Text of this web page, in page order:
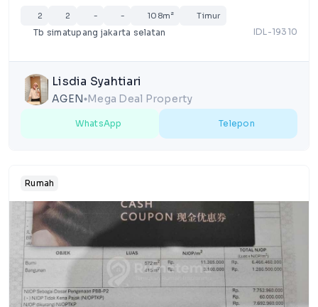
2 2 - - 108m² Timur
Tb simatupang jakarta selatan IDL-19310
Lisdia Syahtiari
AGEN lens Mega Deal Property
WhatsApp Telepon
Rumah